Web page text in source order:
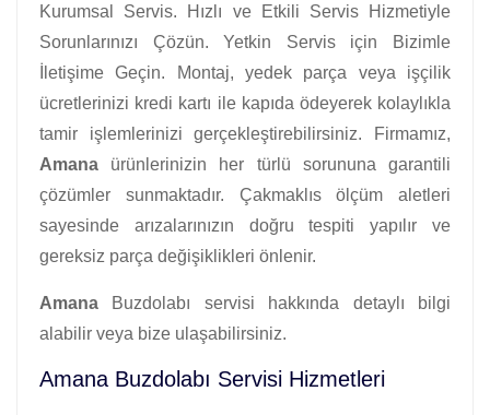
Kurumsal Servis. Hızlı ve Etkili Servis Hizmetiyle
Sorunlarınızı Çözün. Yetkin Servis için Bizimle
İletişime Geçin. Montaj, yedek parça veya işçilik
ücretlerinizi kredi kartı ile kapıda ödeyerek kolaylıkla
tamir işlemlerinizi gerçekleştirebilirsiniz. Firmamız,
Amana ürünlerinizin her türlü sorununa garantili
çözümler sunmaktadır. Çakmaklıs ölçüm aletleri
sayesinde arızalarınızın doğru tespiti yapılır ve
gereksiz parça değişiklikleri önlenir.
Amana Buzdolabı servisi hakkında detaylı bilgi
alabilir veya bize ulaşabilirsiniz.
Amana Buzdolabı Servisi Hizmetleri